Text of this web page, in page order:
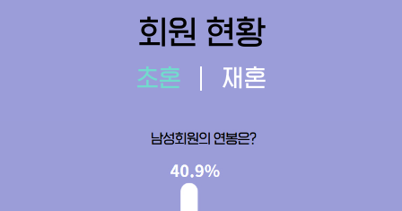
회원 현황
초혼 재혼